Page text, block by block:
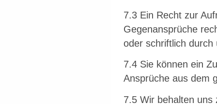
7.3 Ein Recht zur
Gegenansprüche
oder schriftlich
7.4 Sie können ein
Ansprüche aus dem
7.5 Wir behalten uns